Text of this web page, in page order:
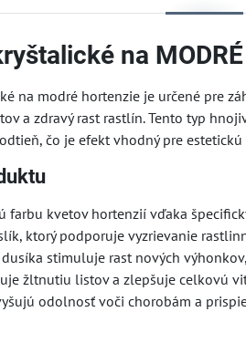
na
na modré hortenzie je určené pre
a zdravý rast rastlín. Tento typ
čo je efekt vhodný pre
farbu kvetov hortenzií vďaka
ktorý podporuje vyzrievanie
dusíka stimuluje rast nových
žltnutiu listov a zlepšuje celkovú
odolnosť voči chorobám a